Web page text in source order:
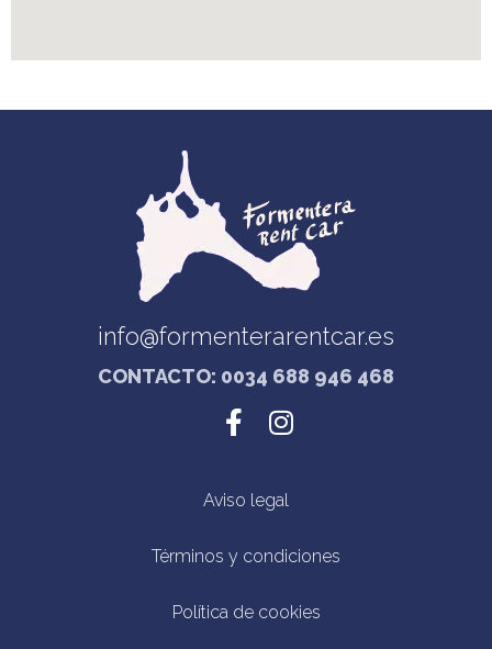
info@formenterarentcar.es
CONTACTO: 0034 688 946 468
Aviso legal
Términos y condiciones
Política de cookies